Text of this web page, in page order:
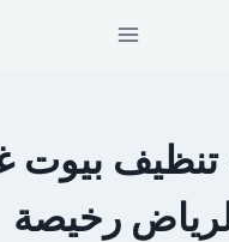
بيوت
رخيصة